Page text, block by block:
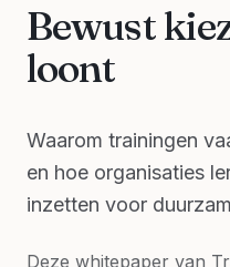
Bewust
loont
Waarom trainingen
en hoe organisaties
inzetten voor
Deze whitepaper van